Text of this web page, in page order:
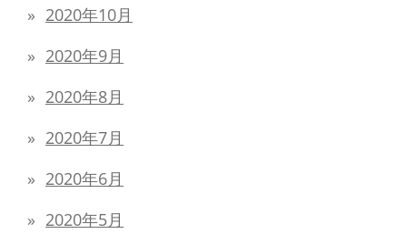
2020年10月
2020年9月
2020年8月
2020年7月
2020年6月
2020年5月